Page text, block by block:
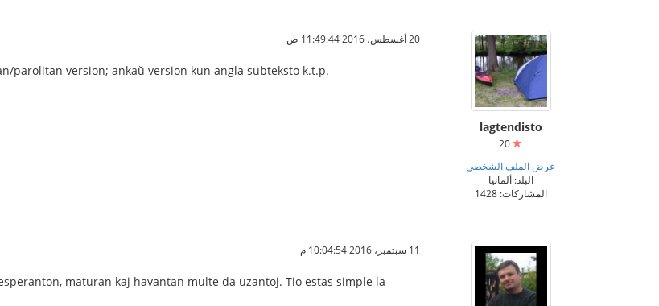
lagtendisto
عرض الملف الشخصي
البلد: ألمانيا
المشاركات: 1428
20 أغسطس، 2016 11:49:44 ص
parolitan version; ankaŭ version kun angla subteksto k.t.p.
11 سبتمبر، 2016 10:04:54 م
maturan kaj havantan multe da uzantoj. Tio estas simple la